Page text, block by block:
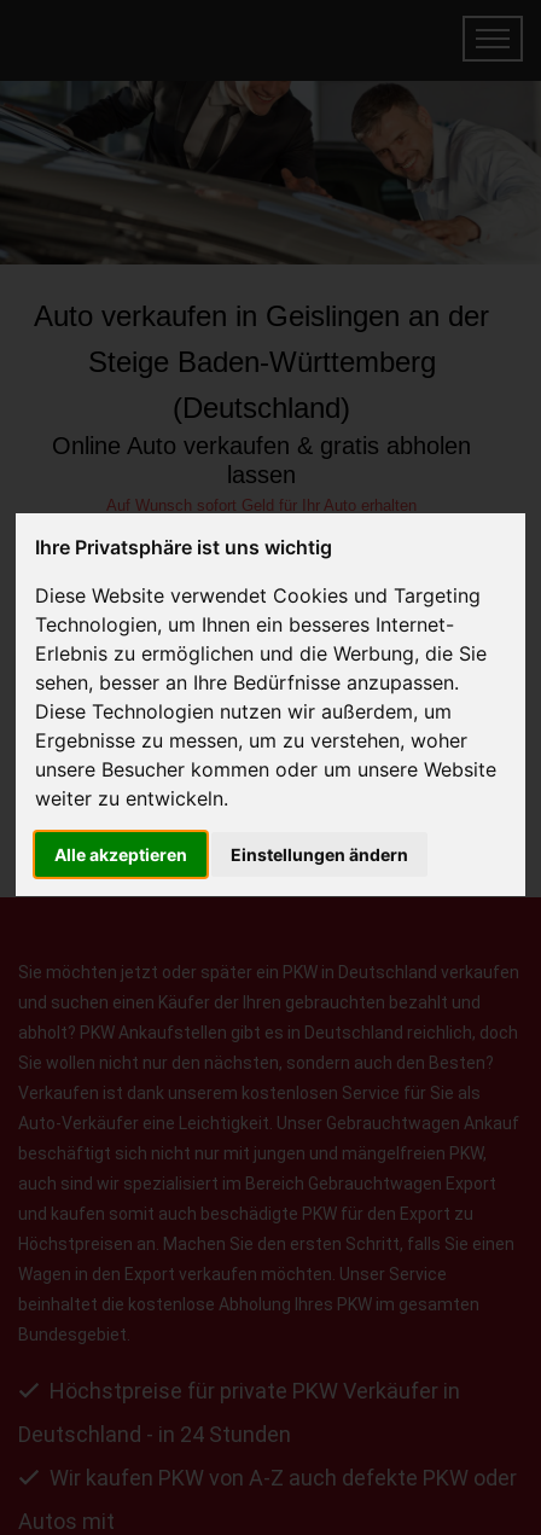
Ihre Privatsphäre ist uns wichtig
Diese Website verwendet Cookies und Targeting
Technologien, um Ihnen ein besseres Internet-
Erlebnis zu ermöglichen und die Werbung, die Sie
sehen, besser an Ihre Bedürfnisse anzupassen.
Diese Technologien nutzen wir außerdem, um
Ergebnisse zu messen, um zu verstehen, woher
unsere Besucher kommen oder um unsere Website
weiter zu entwickeln.
Alle akzeptieren Einstellungen ändern
Auto verkaufen in Geislingen an der
Steige Baden-Württemberg
(Deutschland)
Online Auto verkaufen & gratis abholen
lassen
Auf Wunsch sofort Geld für Ihr Auto erhalten
JETZT KOSTENLOSE BEWERTUNG
Kostenloses Angebotfür den Ankauf Ihres Autos inklusive der
Abholung, auf Wunsch sofort Geld. Ihre Daten werden nicht mit Dritten
Sie möchten jetzt oder später ein PKW in Deutschland verkaufen
und suchen einen Käufer der Ihren gebrauchten bezahlt und
abholt? PKW Ankaufstellen gibt es in Deutschland reichlich, doch
Sie wollen nicht nur den nächsten, sondern auch den Besten?
Verkaufen ist dank unserem kostenlosen Service für Sie als
Auto-Verkäufer eine Leichtigkeit. Unser Gebrauchtwagen Ankauf
beschäftigt sich nicht nur mit jungen und mängelfreien PKW,
auch sind wir spezialisiert im Bereich Gebrauchtwagen Export
und kaufen somit auch beschädigte PKW für den Export zu
Höchstpreisen an. Machen Sie den ersten Schritt, falls Sie einen
Wagen in den Export verkaufen möchten. Unser Service
beinhaltet die kostenlose Abholung Ihres PKW im gesamten
Bundesgebiet.
Höchstpreise für private PKW Verkäufer in
Deutschland - in 24 Stunden
Wir kaufen PKW von A-Z auch defekte PKW oder
Autos mit